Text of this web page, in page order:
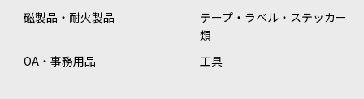
磁製品・耐火製品
テープ・ラベル・ステッカー
類
OA・事務用品
工具